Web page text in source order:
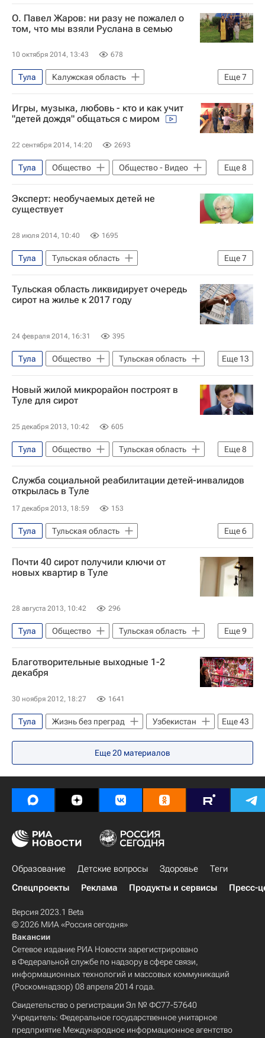
Детские вопросы
Россия
О. Павел Жаров: ни разу не пожалел о
том, что мы взяли Руслана в семью
10 октября 2014, 13:43 678
Еще7
Тула
Калужская область
Тульская область
Жизнь без преград
Центральный ФО
Весь мир
Игры, музыка, любовь - кто и как учит
"детей дождя" общаться с миром
22 сентября 2014, 14:20 2693
Еще8
Тула Общество
Общество - Видео
Видео
Тульская область
Эфир
Жизнь без преград
Центральный ФО
Эксперт: необучаемых детей не
существует
28 июля 2014, 10:40 1695
Еще7
Тула
Тульская область
Жизнь без преград
Европа
Центральный ФО
Весь мир
Интермузей
Россия
Тульская область ликвидирует очередь
сирот на жилье к 2017 году
24 февраля 2014, 16:31 395
Еще 13
Тула Общество
Тульская область
Жизнь без преград
Богородицк
Алексин
Узловая
Алексинский район
Весь мир
Европа
Богородицкий район
Правительство Тульской области
Детские вопросы
Россия
Новый жилой микрорайон построят в
Туле для сирот
25 декабря 2013, 10:42 605
Еще8
Тула Общество
Тульская область
Жизнь без преград
Центральный ФО
Весь мир
Европа
Владимир Груздев
Правительство Тульской области
Детские вопросы
Россия
Служба социальной реабилитации детей-инвалидов
открылась в Туле
17 декабря 2013, 18:59 153
Еще6
Тула
Тульская область
Жизнь без преград
Европа
Центральный ФО
Весь мир
Почти 40 сирот получили ключи от
новых квартир в Туле
28 августа 2013, 10:42 296
Еще9
Тула Общество
Тульская область
Жизнь без преград
Европа
Центральный ФО
Весь мир
Администрация г. Тулы
Правительство Тульской области
Детские вопросы
Россия
Благотворительные выходные 1-2
декабря
30 ноября 2012, 18:27 1641
Еще43
Тула Жизнь без преград
Узбекистан
Краснознаменск
Санкт-Петербург
Московская область (Подмосковье)
Великобритания
Москва
Новосибирск
Испания
Украина
Ярославская область
Энгельс
Новосибирская область
Тюмень
Киев
Киргизия
Саратовская область
Уральский ФО
Сибирский ФО
Тульская область
Европа
Приволжский ФО
Тюменская область
Эммануил Виторган
Владимир Ленин (Владимир Ульянов)
Михаил Горбачев
Татьяна Комарова
Еще20 материалов
Образование Детские вопросы Здоровье
Теги
Спецпроекты
Реклама Продукты и сервисы Пресс-
Версия 2023.1 Beta
© 2026 МИА «Россия сегодня»
Вакансии
Сетевое издание РИА Новости зарегистрировано
в Федеральной службе по надзору в сфере связи,
информационных технологий и массовых коммуникаций
(Роскомнадзор) 08 апреля 2014 года.
Свидетельство о регистрации Эл № ФС77-57640
Учредитель: Федеральное государственное унитарное
предприятие Международное информационное агентство